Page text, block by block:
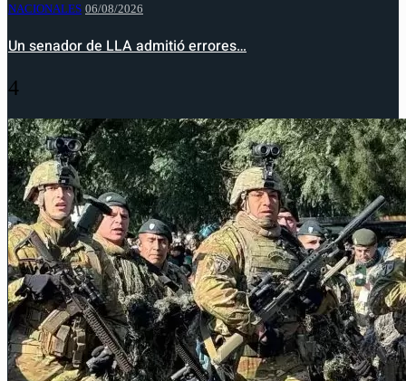
NACIONALES 06/08/2026
Un senador de LLA admitió errores…
4